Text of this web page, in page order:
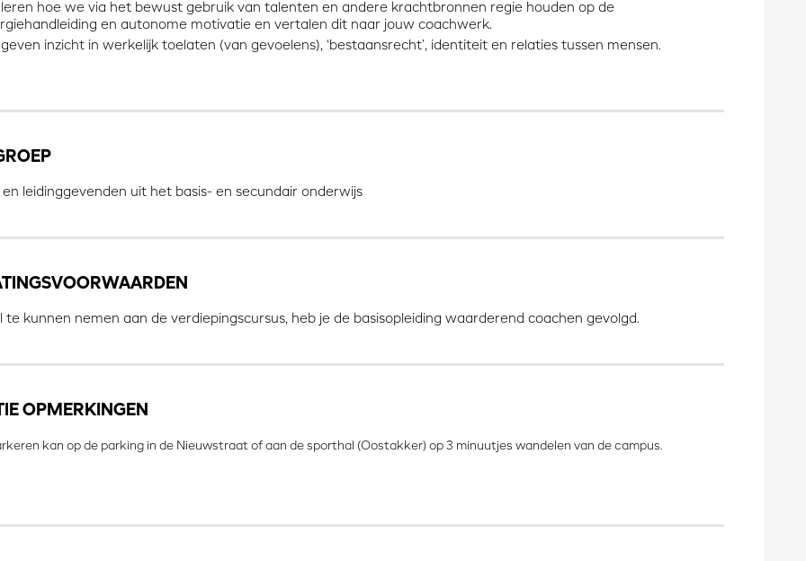
leren hoe we via het bewust gebruik van talenten en andere krachtbronnen regie houden op de
en autonome motivatie en vertalen dit naar jouw coachwerk.
inzicht in werkelijk toelaten (van gevoelens), ‘bestaansrecht’, identiteit en relaties tussen mensen.
en leidinggevenden uit het basis- en secundair onderwijs
te kunnen nemen aan de verdiepingscursus, heb je de basisopleiding waarderend coachen gevolgd.
OPMERKINGEN
kan op de parking in de Nieuwstraat of aan de sporthal (Oostakker) op 3 minuutjes wandelen van de campus.